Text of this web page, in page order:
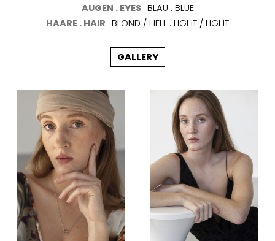
AUGEN . EYES BLAU . BLUE
HAARE . HAIR BLOND / HELL . LIGHT / LIGHT
GALLERY